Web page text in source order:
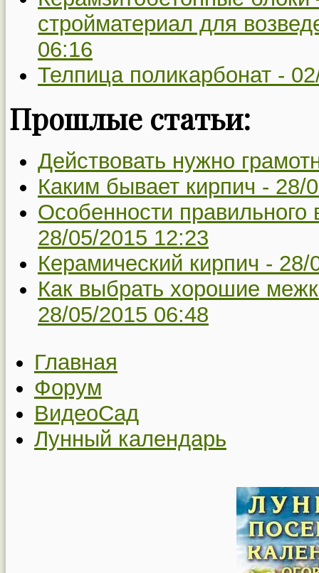
стройматериал для
06:16
Телпица поликарбонат -
Прошлые статьи:
Действовать нужно
Каким бывает кирпич - 28/
Особенности
28/05/2015 12:23
Керамический кирпич - 28/
Как выбрать хорошие
28/05/2015 06:48
Главная
Форум
ВидеоСад
Лунный календарь